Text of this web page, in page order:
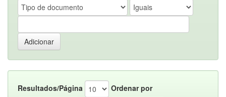
Resultados/Página
Ordenar por